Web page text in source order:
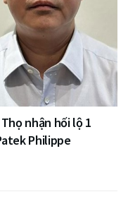
nhận hối lộ 1
Philippe